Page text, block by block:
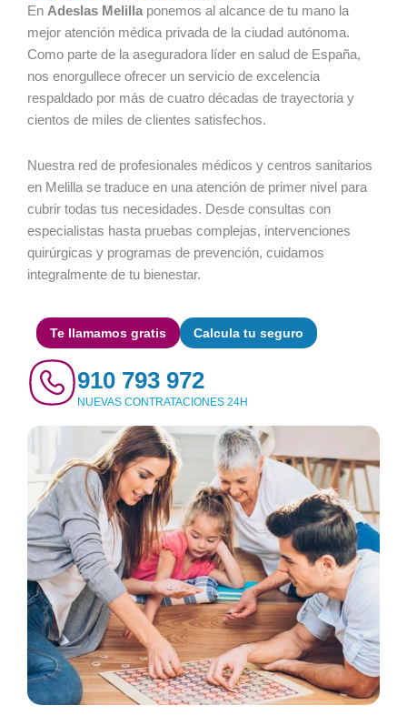
En Adeslas Melilla ponemos al alcance de tu mano la
mejor atención médica privada de la ciudad autónoma.
Como parte de la aseguradora líder en salud de España,
nos enorgullece ofrecer un servicio de excelencia
respaldado por más de cuatro décadas de trayectoria y
cientos de miles de clientes satisfechos.
Nuestra red de profesionales médicos y centros sanitarios
en Melilla se traduce en una atención de primer nivel para
cubrir todas tus necesidades. Desde consultas con
especialistas hasta pruebas complejas, intervenciones
quirúrgicas y programas de prevención, cuidamos
integralmente de tu bienestar.
910 793 972
NUEVAS CONTRATACIONES 24H
Te llamamos gratis Calcula tu seguro